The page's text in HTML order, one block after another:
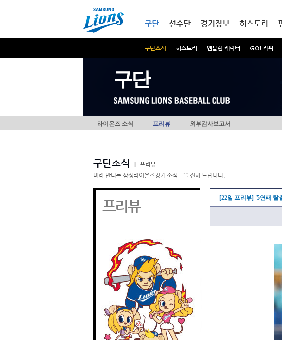
구단
구단소식 히스토리 엠블럼 캐릭터 GO! 라팍
선수단 경기정보 히스토리
구단
라이온즈 소식 프리뷰 외부감사보고서
구단소식
프리뷰
미리 만나는 삼성라이온즈경기 소식들을 전해 드립니다.
프리뷰 [22일 프리뷰] '5연패 탈